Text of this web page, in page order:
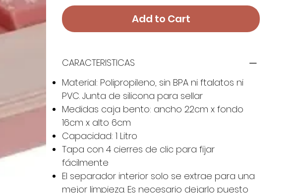
Add to Cart
CARACTERISTICAS
Material: Polipropileno, sin BPA ni ftalatos ni
PVC. Junta de silicona para sellar
Medidas caja bento: ancho 22cm x fondo
16cm x alto 6cm
Capacidad: 1 Litro
Tapa con 4 cierres de clic para fijar
fácilmente
El separador interior solo se extrae para una
mejor limpieza. Es necesario dejarlo puesto